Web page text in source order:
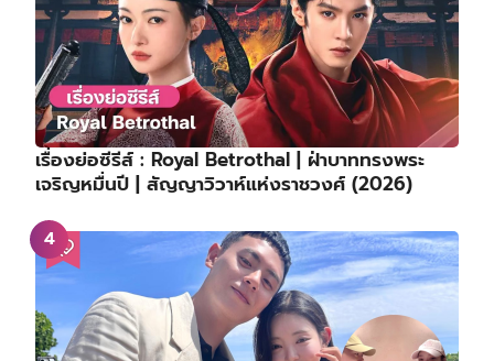
เรื่องย่อซีรีส์ : Royal Betrothal | ฝ่าบาททรงพระ
เจริญหมื่นปี | สัญญาวิวาห์แห่งราชวงศ์ (2026)